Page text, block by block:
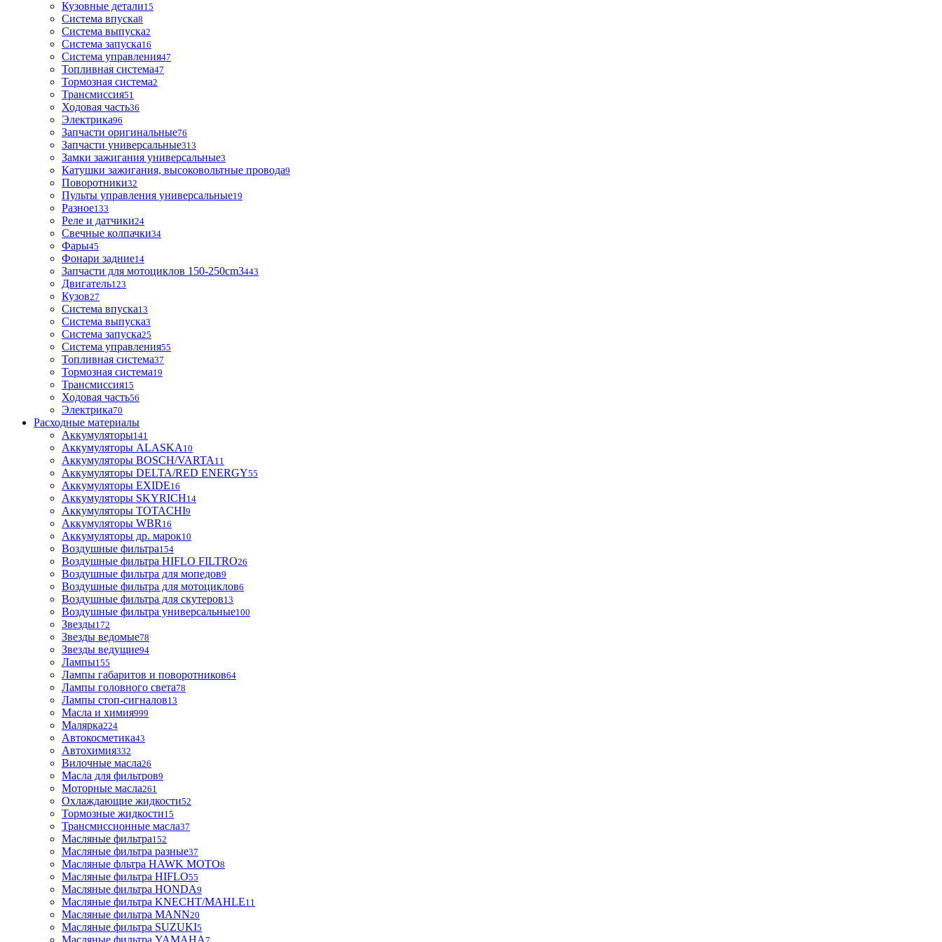
Кузовные детали15
Система впуска8
Система выпуска2
Система запуска16
Система управления47
Топливная система47
Тормозная система2
Трансмиссия51
Ходовая часть36
Электрика96
Запчасти оригинальные76
Запчасти универсальные313
Замки зажигания универсальные3
Катушки зажигания, высоковольтные провода9
Поворотники32
Пульты управления универсальные19
Разное133
Реле и датчики24
Свечные колпачки34
Фары45
Фонари задние14
Запчасти для мотоциклов 150-250cm3443
Двигатель123
Кузов27
Система впуска13
Система выпуска3
Система запуска25
Система управления55
Топливная система37
Тормозная система19
Трансмиссия15
Ходовая часть56
Электрика70
Расходные материалы
Аккумуляторы141
Аккумуляторы ALASKA 10
Аккумуляторы BOSCH/VARTA 11
Аккумуляторы DELTA/RED ENERGY55
Аккумуляторы EXIDE16
Аккумуляторы SKYRICH14
Аккумуляторы TOTACHI9
Аккумуляторы WBR 16
Аккумуляторы др. марок10
Воздушные фильтра154
Воздушные фильтра HIFLO FILTRO26
Воздушные фильтра для мопедов9
Воздушные фильтра для мотоциклов6
Воздушные фильтра для скутеров13
Воздушные фильтра универсальные100
Звезды172
Звезды ведомые78
Звезды ведущие94
Лампы155
Лампы габаритов и поворотников64
Лампы головного света78
Лампы стоп-сигналов13
Масла и химия999
Малярка224
Автокосметика43
Автохимия332
Вилочные масла26
Масла для фильтров9
Моторные масла261
Охлаждающие жидкости52
Тормозные жидкости15
Трансмиссионные масла37
Масляные фильтра152
Масляные фильтра разные37
Масляные фльтра HAWK MOTO8
Масляные фильтра HIFLO55
Масляные фильтра HONDA9
Масляные фильтра KNECHT/MAHLE11
Масляные фильтра MANN20
Масляные фильтра SUZUKI5
Масляные фильтра YAMAHA